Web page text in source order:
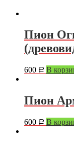
Пион
600 Р В
Пион
600 Р В